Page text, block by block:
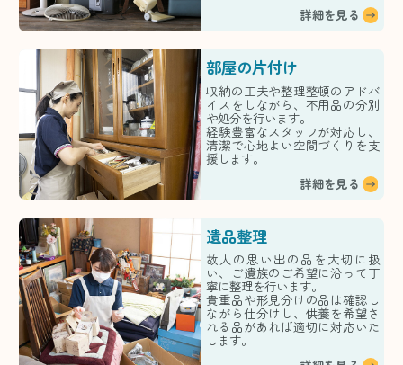
詳細を見る
部屋の片付け
収納の工夫や整理整頓のアドバ
イスをしながら、不用品の分別
や処分を行います。
経験豊富なスタッフが対応し、
清潔で心地よい空間づくりを支
援します。
詳細を見る
遺品整理
故人の思い出の品を大切に扱
い、ご遺族のご希望に沿って丁
寧に整理を行います。
貴重品や形見分けの品は確認し
ながら仕分けし、供養を希望さ
れる品があれば適切に対応いた
します。